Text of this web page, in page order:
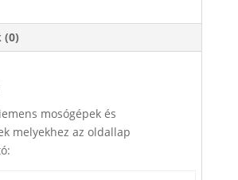
(0)
mosógépek és
melyekhez az oldallap